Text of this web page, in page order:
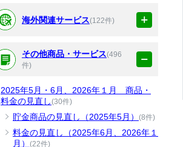
海外関連サービス(122件)
その他商品・サービス(496
件)
2025年5月・6月、2026年１月 商品・
料金の見直し(30件)
貯金商品の見直し（2025年5月） (8件)
料金の見直し（2025年6月、2026年１
月） (22件)